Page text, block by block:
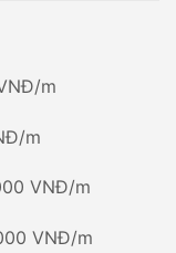
m
m
VNĐ/m
VNĐ/m